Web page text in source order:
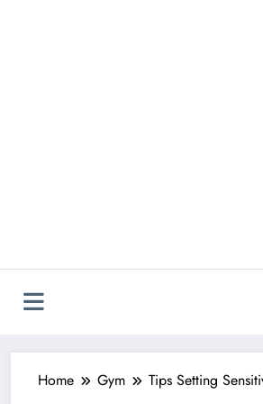
Home Gym Tips Setting